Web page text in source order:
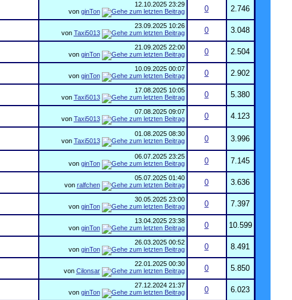
12.10.2025 23:29
von ginTon 0
2.746
23.09.2025 10:26
von Taxi5013 0
3.048
21.09.2025 22:00
von ginTon 0
2.504
10.09.2025 00:07
von ginTon 0
2.902
17.08.2025 10:05
von Taxi5013 0
5.380
07.08.2025 09:07
von Taxi5013 0 4.123
01.08.2025 08:30
von Taxi5013 0 3.996
06.07.2025 23:25
von ginTon 0
7.145
05.07.2025 01:40
von ralfchen 0
3.636
30.05.2025 23:00
von ginTon 0
7.397
13.04.2025 23:38
von ginTon 0
10.599
26.03.2025 00:52
von ginTon 0
8.491
22.01.2025 00:30
von Cilonsar 0
5.850
27.12.2024 21:37
von ginTon 0
6.023